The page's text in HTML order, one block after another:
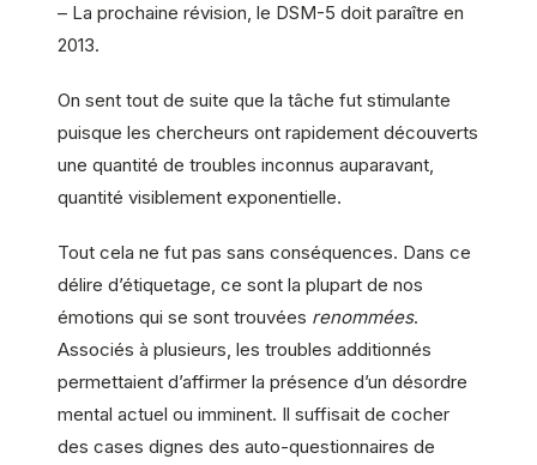
– La prochaine révision, le DSM-5 doit paraître en
2013.
On sent tout de suite que la tâche fut stimulante
puisque les chercheurs ont rapidement découverts
une quantité de troubles inconnus auparavant,
quantité visiblement exponentielle.
Tout cela ne fut pas sans conséquences. Dans ce
délire d’étiquetage, ce sont la plupart de nos
émotions qui se sont trouvées renommées.
Associés à plusieurs, les troubles additionnés
permettaient d’affirmer la présence d’un désordre
mental actuel ou imminent. Il suffisait de cocher
des cases dignes des auto-questionnaires de